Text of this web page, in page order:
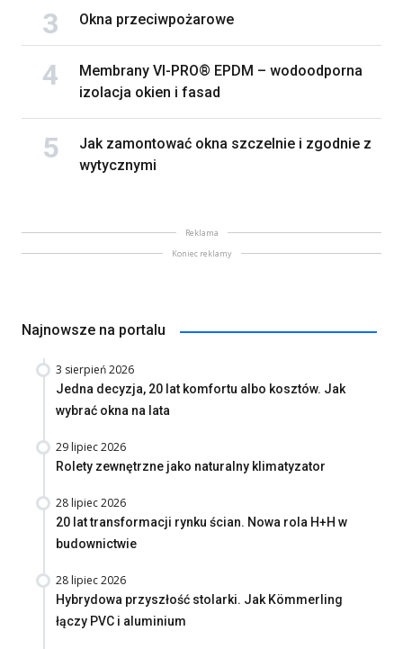
Okna przeciwpożarowe
Membrany VI-PRO® EPDM – wodoodporna
izolacja okien i fasad
Jak zamontować okna szczelnie i zgodnie z
wytycznymi
Reklama
Koniec reklamy
Najnowsze na portalu
3 sierpień 2026
Jedna decyzja, 20 lat komfortu albo kosztów. Jak
wybrać okna na lata
29 lipiec 2026
Rolety zewnętrzne jako naturalny klimatyzator
28 lipiec 2026
20 lat transformacji rynku ścian. Nowa rola H+H w
budownictwie
28 lipiec 2026
Hybrydowa przyszłość stolarki. Jak Kömmerling
łączy PVC i aluminium